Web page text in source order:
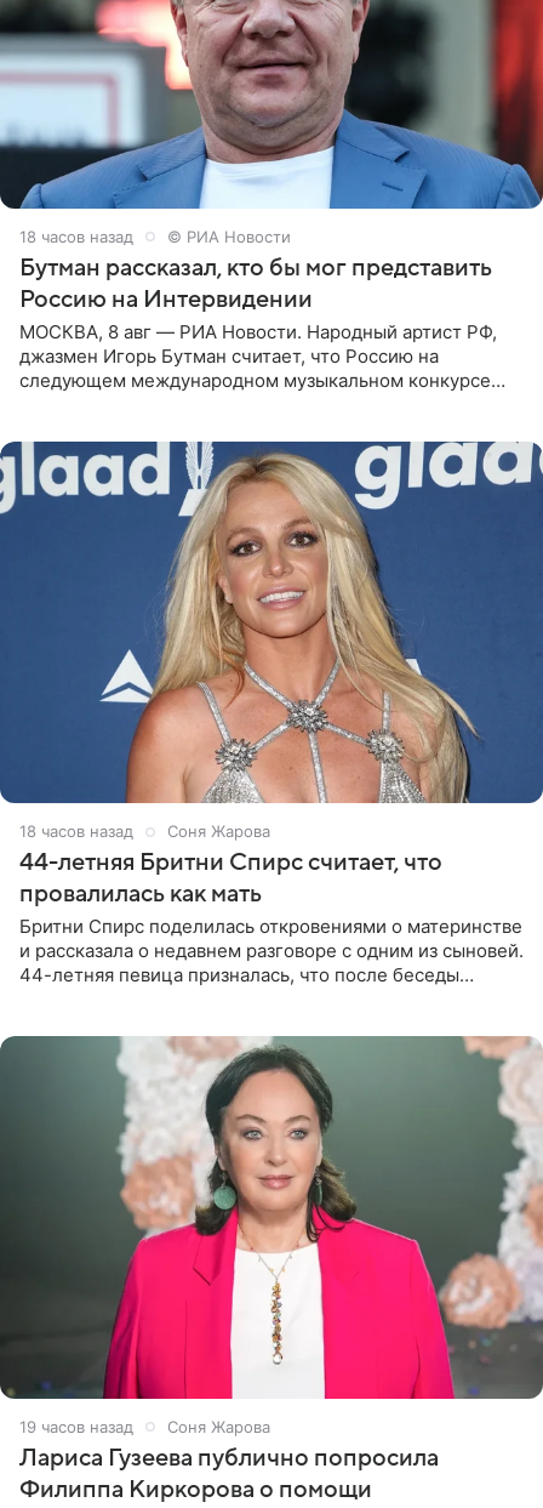
18 часов назад © РИА Новости
Бутман рассказал, кто бы мог представить
Россию на Интервидении
МОСКВА, 8 авг — РИА Новости. Народный артист РФ,
джазмен Игорь Бутман считает, что Россию на
следующем международном музыкальном конкурсе
18 часов назад Соня Жарова
44-летняя Бритни Спирс считает, что
провалилась как мать
Бритни Спирс поделилась откровениями о материнстве
и рассказала о недавнем разговоре с одним из сыновей.
44-летняя певица призналась, что после беседы
19 часов назад Соня Жарова
Лариса Гузеева публично попросила
Филиппа Киркорова о помощи